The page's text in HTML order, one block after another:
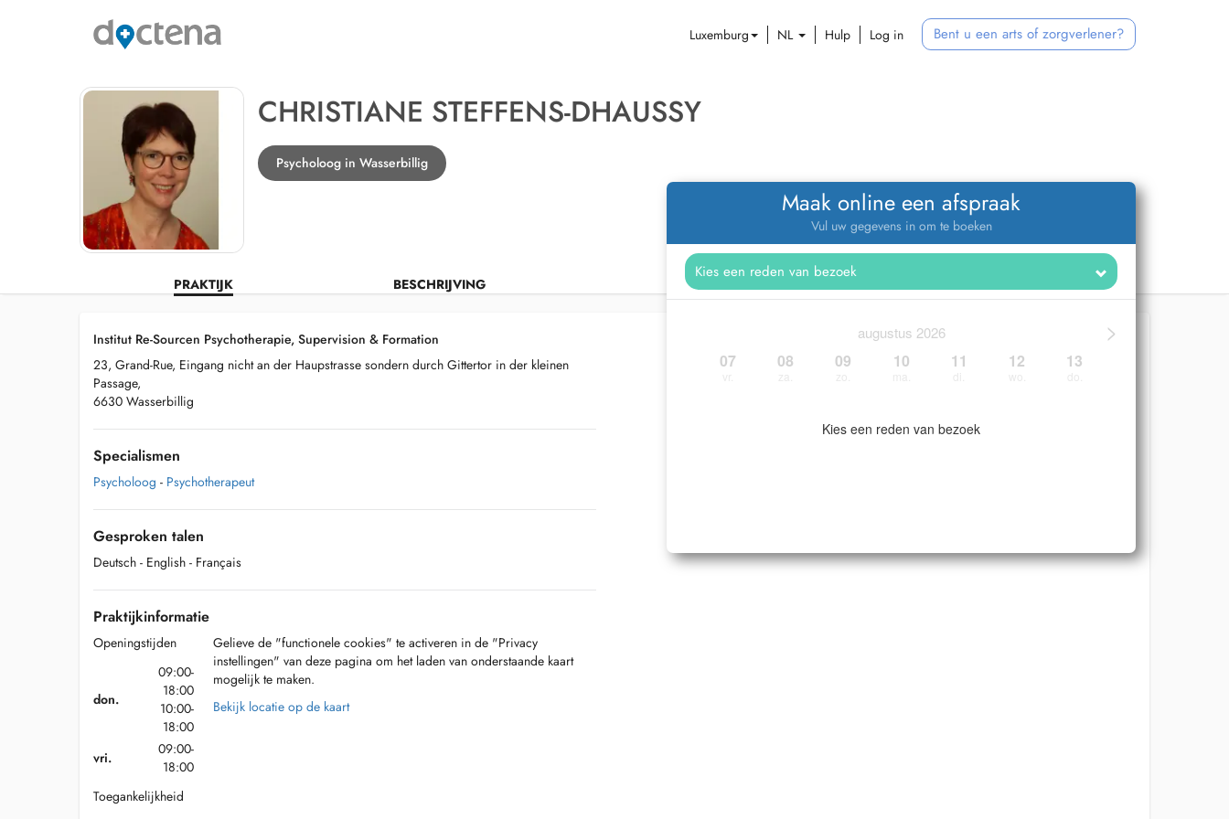
Luxemburg NL Hulp Log in Bent u een arts of zorgverlener?
CHRISTIANE STEFFENS-DHAUSSY
Psycholoog in Wasserbillig
PRAKTIJK BESCHRIJVING
Maak online een afspraak
Vul uw gegevens in om te boeken
>
augustus 2026
07 08 09 10 11 12 13
Kies een reden van bezoek
Institut Re-Sourcen Psychotherapie, Supervision & Formation
23, Grand-Rue, Eingang nicht an der Haupstrasse sondern durch Gittertor in der kleinen
Passage,
6630 Wasserbillig
Specialismen
Psycholoog - Psychotherapeut
Gesproken talen
Deutsch - English - Français
Praktijkinformatie
Openingstijden
don.
09:00-
18:00
10:00-
18:00
vri.
09:00-
18:00
Toegankelijkheid
Gelieve de "functionele cookies" te activeren in de "Privacy
instellingen" van deze pagina om het laden van onderstaande kaart
mogelijk te maken.
Bekijk locatie op de kaart